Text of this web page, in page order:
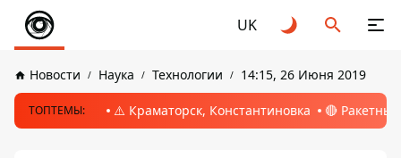
UK
Новости Наука Технологии 14:15, 26 Июня 2019
ТОПТЕМЫ: ⚠️ Краматорск, Константиновка 🔴